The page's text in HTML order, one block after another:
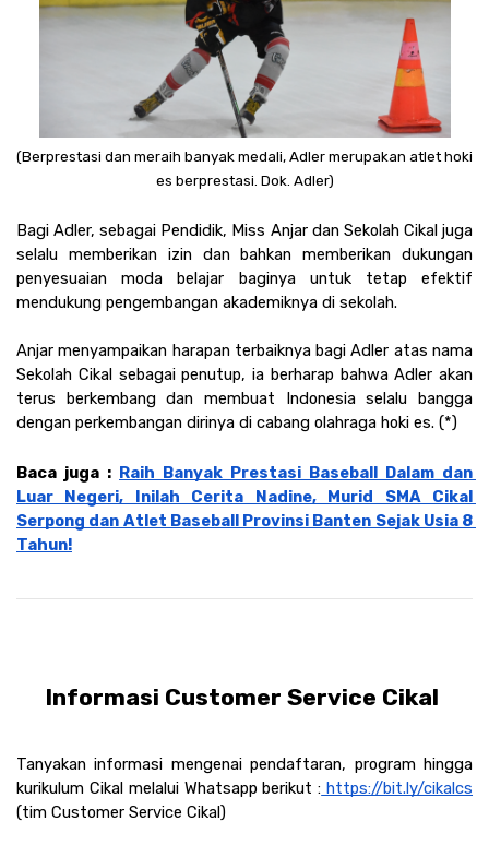
(Berprestasi dan meraih banyak medali, Adler merupakan atlet hoki
es berprestasi. Dok. Adler)
Bagi Adler, sebagai Pendidik, Miss Anjar dan Sekolah Cikal juga
selalu memberikan izin dan bahkan memberikan dukungan
penyesuaian moda belajar baginya untuk tetap efektif
mendukung pengembangan akademiknya di sekolah.
Anjar menyampaikan harapan terbaiknya bagi Adler atas nama
Sekolah Cikal sebagai penutup, ia berharap bahwa Adler akan
terus berkembang dan membuat Indonesia selalu bangga
dengan perkembangan dirinya di cabang olahraga hoki es. (*)
Baca juga : Raih Banyak Prestasi Baseball Dalam dan
Luar Negeri, Inilah Cerita Nadine, Murid SMA Cikal
Serpong dan Atlet Baseball Provinsi Banten Sejak Usia 8
Tahun!
Informasi Customer Service Cikal
Tanyakan informasi mengenai pendaftaran, program hingga
kurikulum Cikal melalui Whatsapp berikut : https://bit.ly/cikalcs
(tim Customer Service Cikal)